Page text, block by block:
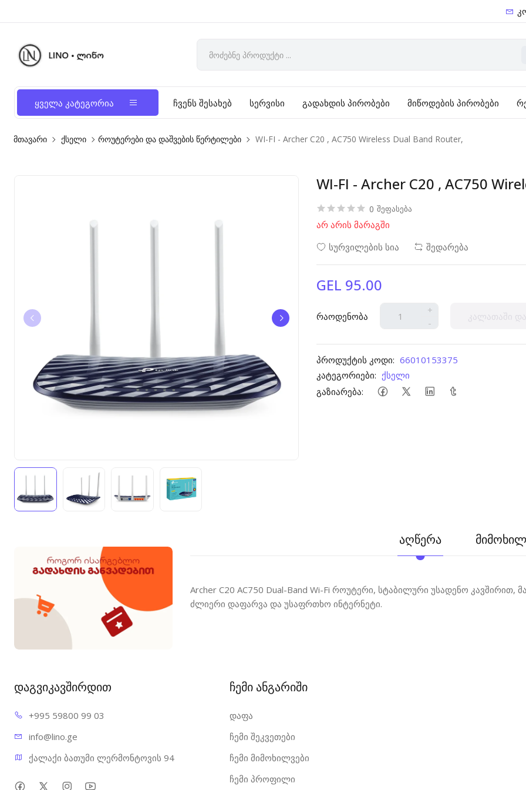
ყველა კატეგორია ჩვენს შესახებ სერვისი გადახდის პირობები მიწოდების პირობები
მთავარი ქსელი როუტერები და დაშვების წერტილები WI-FI - Archer C20 , AC750 Wireless Dual Band Router,
WI-FI - Archer C20 , AC750
0 შეფასება
არ არის მარაგში
სურვილების სია
შედარება
GEL 95.00
რაოდენობა
+
-
კალათაში
პროდუქტის კოდი: 66010153375
კატეგორიები: ქსელი
გაზიარება:
აღწერა
Archer C20 AC750 Dual-Band Wi-Fi როუტერი, სტაბილური უსადენო კავშირით,
ძლიერი დაფარვა და უსაფრთხო ინტერნეტი.
დაგვიკავშირდით
+995 59800 99 03
info@lino.ge
ქალაქი ბათუმი ლერმონტოვის 94
ჩემი ანგარიში
დაფა
ჩემი შეკვეთები
ჩემი მიმოხილვები
ჩემი პროფილი